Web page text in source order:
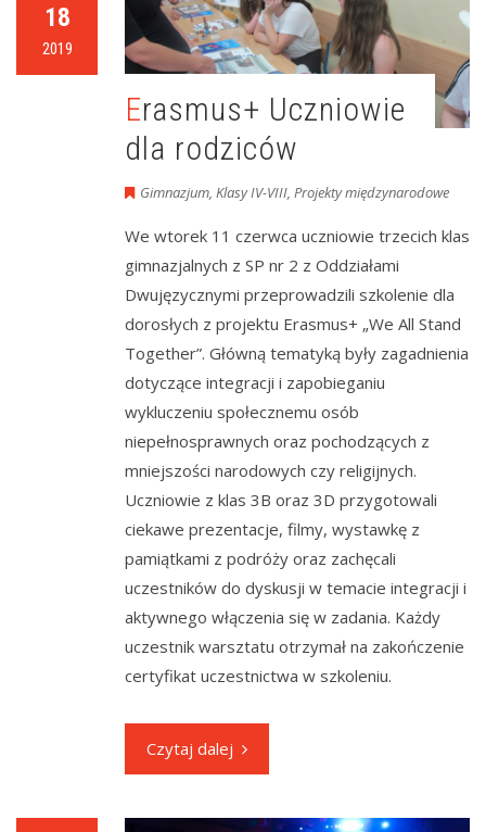
18
2019
Erasmus+ Uczniowie
dla rodziców
Gimnazjum, Klasy IV-VIII, Projekty międzynarodowe
We wtorek 11 czerwca uczniowie trzecich klas
gimnazjalnych z SP nr 2 z Oddziałami
Dwujęzycznymi przeprowadzili szkolenie dla
dorosłych z projektu Erasmus+ „We All Stand
Together”. Główną tematyką były zagadnienia
dotyczące integracji i zapobieganiu
wykluczeniu społecznemu osób
niepełnosprawnych oraz pochodzących z
mniejszości narodowych czy religijnych.
Uczniowie z klas 3B oraz 3D przygotowali
ciekawe prezentacje, filmy, wystawkę z
pamiątkami z podróży oraz zachęcali
uczestników do dyskusji w temacie integracji i
aktywnego włączenia się w zadania. Każdy
uczestnik warsztatu otrzymał na zakończenie
certyfikat uczestnictwa w szkoleniu.
Czytaj dalej